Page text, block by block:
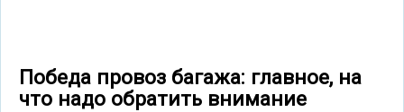
Победа провоз багажа: главное, на
что надо обратить внимание